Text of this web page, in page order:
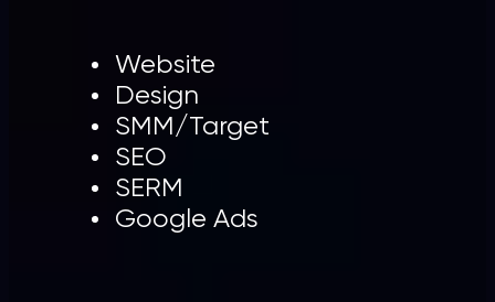
Website
Design
SMM/Target
SEO
SERM
Google Ads